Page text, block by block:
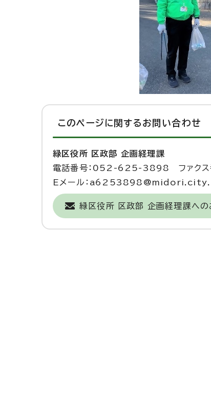
このページに関する お問い合わせ
緑区役所 区政部 企画経理課
電話番号：052-625-3898 ファク
Eメール：
緑区役所 区政部 企画経理課への